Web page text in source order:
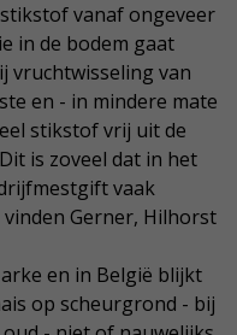
vanaf ongeveer
in de bodem gaat
vruchtwisseling van
en - in mindere mate
stikstof vrij uit de
is zoveel dat in het
vaak
Gerner, Hilhorst
en in België blijkt
op scheurgrond - bij